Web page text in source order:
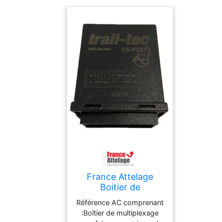
France Attelage
Boitier de
multiplexage pour
faisceaux universels
de marque AC
Référence AC comprenant
:Boîtier de multiplexage